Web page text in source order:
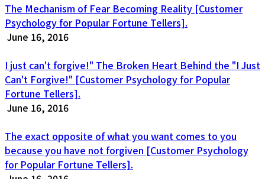
The Mechanism of Fear Becoming Reality [Customer
Psychology for Popular Fortune Tellers].
June 16, 2016
I just can't forgive!" The Broken Heart Behind the "I Just
Can't Forgive!" [Customer Psychology for Popular
Fortune Tellers].
June 16, 2016
The exact opposite of what you want comes to you
because you have not forgiven [Customer Psychology
for Popular Fortune Tellers].